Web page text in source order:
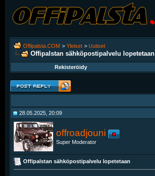
Offipalsta.COM > Yleiset > Uutiset
Offipalstan sähköpostipalvelu lopetetaan
Rekisteröidy
28.05.2025, 20:09
offroadjouni
Super Moderator
Offipalstan sähköpostipalvelu lopetetaan